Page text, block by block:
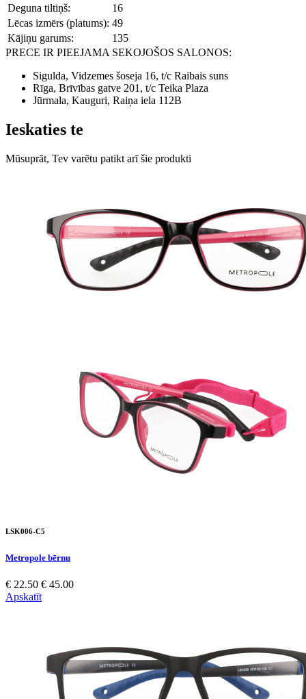
Deguna tiltiņš:
16
Lēcas izmērs (platums): 49
Kājiņu garums:
135
PRECE IR PIEEJAMA SEKOJOŠOS SALONOS:
Sigulda, Vidzemes šoseja 16, t/c Raibais suns
Rīga, Brīvības gatve 201, t/c Teika Plaza
Jūrmala, Kauguri, Raiņa iela 112B
Ieskaties te
Mūsuprāt, Tev varētu patikt arī šie produkti
LSK006-C5
Metropole bērnu
€ 22.50 € 45.00
Apskatīt